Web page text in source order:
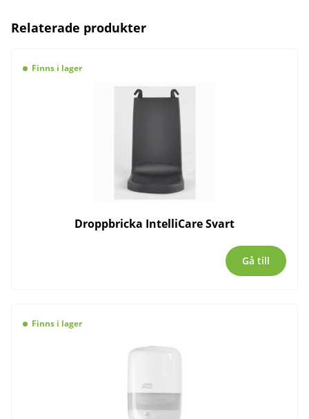
Relaterade produkter
Finns i lager
Droppbricka IntelliCare Svart
Gå till
Finns i lager